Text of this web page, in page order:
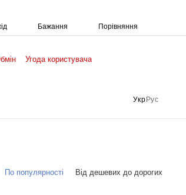
Бажання Порівняння
Угода користувача
Укр Рус
По популярності Від дешевих до дорогих